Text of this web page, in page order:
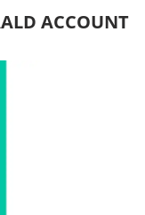
ACCOUNT